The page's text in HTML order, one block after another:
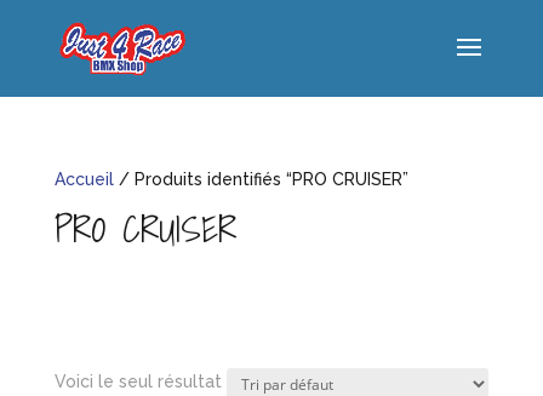
Accueil/ Produits identifiés “PRO CRUISER”
PRO CRUISER
Voici le seul résultat